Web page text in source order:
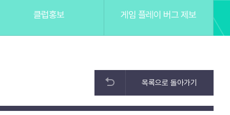
클럽홍보 게임 플레이 버그 제보
목록으로 돌아가기